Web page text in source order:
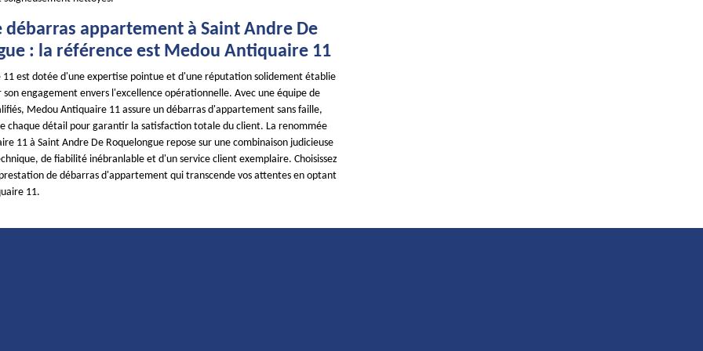
débarras appartement à Saint Andre De
: la référence est Medou Antiquaire 11
est dotée d'une expertise pointue et d'une réputation solidement établie
son engagement envers l'excellence opérationnelle. Avec une équipe de
Medou Antiquaire 11 assure un débarras d'appartement sans faille,
chaque détail pour garantir la satisfaction totale du client. La renommée
11 à Saint Andre De Roquelongue repose sur une combinaison judicieuse
de fiabilité inébranlable et d'un service client exemplaire. Choisissez
de débarras d'appartement qui transcende vos attentes en optant
11.